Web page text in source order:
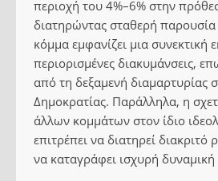
περιοχή του 4%–6% στην
διατηρώντας σταθερή
κόμμα εμφανίζει μια συνεκτική
περιορισμένες διακυμάνσεις,
από τη δεξαμενή διαμαρτυρίας
Δημοκρατίας. Παράλληλα, η
άλλων κομμάτων στον ίδιο
επιτρέπει να διατηρεί
να καταγράφει ισχυρή δυναμική